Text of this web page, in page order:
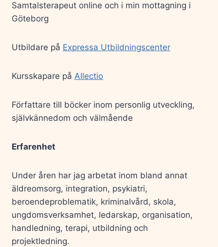
Samtalsterapeut online och i min mottagning i
Göteborg
Utbildare på Expressa Utbildningscenter
Kursskapare på Allectio
Författare till böcker inom personlig utveckling,
självkännedom och välmående
Erfarenhet
Under åren har jag arbetat inom bland annat
äldreomsorg, integration, psykiatri,
beroendeproblematik, kriminalvård, skola,
ungdomsverksamhet, ledarskap, organisation,
handledning, terapi, utbildning och
projektledning.